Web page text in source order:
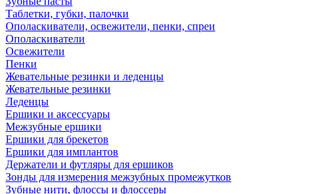
Таблетки, губки, палочки
Ополаскиватели, освежители, пенки, спреи
Ополаскиватели
Освежители
Пенки
Жевательные резинки и леденцы
Жевательные резинки
Леденцы
Ершики и аксессуары
Межзубные ершики
Ершики для брекетов
Ершики для имплантов
Держатели и футляры для ершиков
Зонды для измерения межзубных промежутков
Зубные нити, флоссы и флоссеры